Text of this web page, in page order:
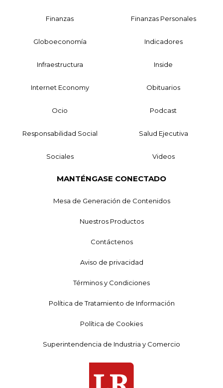
Finanzas Finanzas Personales
Globoeconomía Indicadores
Infraestructura Inside
Internet Economy Obituarios
Ocio Podcast
Responsabilidad Social Salud Ejecutiva
Sociales Videos
MANTÉNGASE CONECTADO
Mesa de Generación de Contenidos
Nuestros Productos
Contáctenos
Aviso de privacidad
Términos y Condiciones
Política de Tratamiento de Información
Política de Cookies
Superintendencia de Industria y Comercio